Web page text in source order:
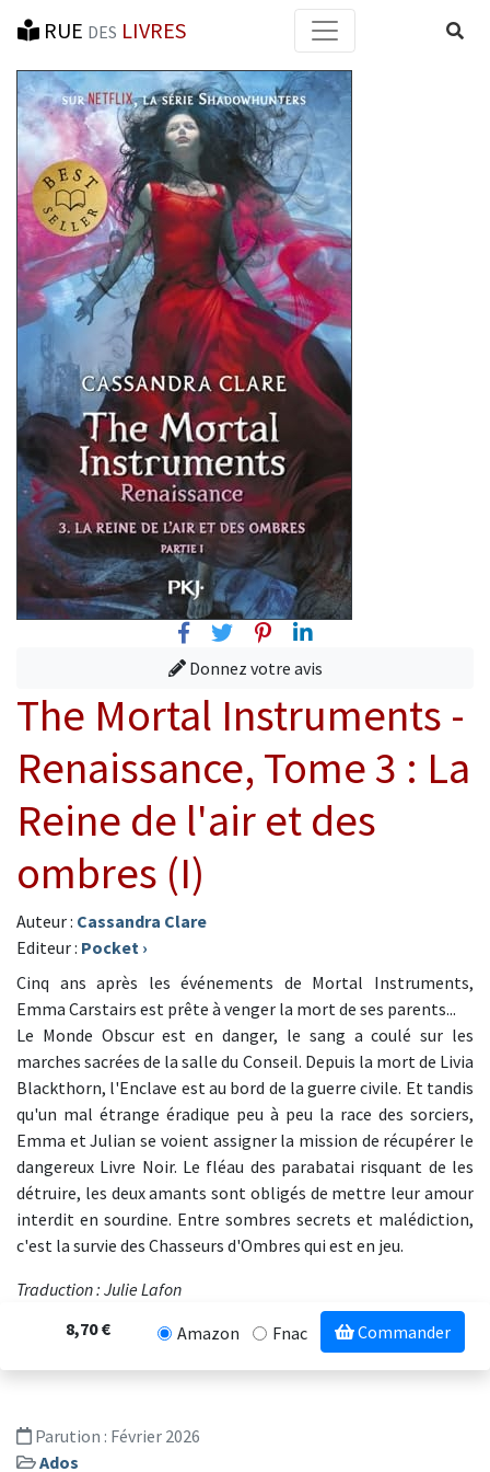
RUE DES LIVRES
FacebookTwitterPinterest
Linkedin
Donnez votre avis
The Mortal Instruments -
Renaissance, Tome 3 : La
Reine de l'air et des
ombres (I)
Auteur : Cassandra Clare
Editeur : Pocket ›
Cinq ans après les événements de Mortal Instruments,
Emma Carstairs est prête à venger la mort de ses parents...
Le Monde Obscur est en danger, le sang a coulé sur les
marches sacrées de la salle du Conseil. Depuis la mort de Livia
Blackthorn, l'Enclave est au bord de la guerre civile. Et tandis
qu'un mal étrange éradique peu à peu la race des sorciers,
Emma et Julian se voient assigner la mission de récupérer le
dangereux Livre Noir. Le fléau des parabatai risquant de les
détruire, les deux amants sont obligés de mettre leur amour
interdit en sourdine. Entre sombres secrets et malédiction,
c'est la survie des Chasseurs d'Ombres qui est en jeu.
Traduction : Julie Lafon
8,70 €
Amazon Fnac Commander
Parution : Février 2026
Ados